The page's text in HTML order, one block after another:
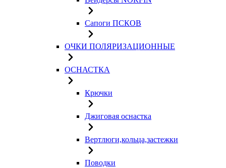
Сапоги ПСКОВ
ОЧКИ ПОЛЯРИЗАЦИОННЫЕ
ОСНАСТКА
Крючки
Джиговая оснастка
Вертлюги,кольца,застежки
Поводки